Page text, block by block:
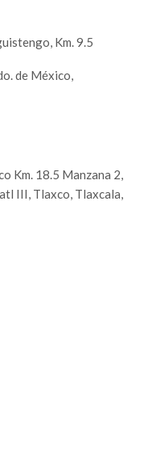
Km. 9.5
de México,
Km. 18.5 Manzana 2,
III, Tlaxco, Tlaxcala,